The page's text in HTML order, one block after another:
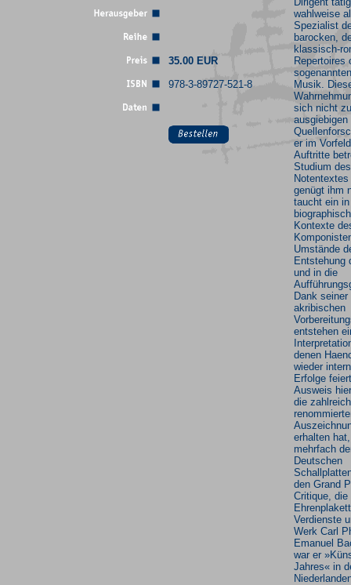
35.00 EUR
978-3-89727-521-8
wahlweise
Spezialist
barocken,
klassisch-
Repertoires
Musik.
sich nicht
ausgiebigen
er im
Auftritte
Studium des
genügt ihm
taucht ein
Kontexte
Umstände
Entstehung
und in die
Dank seiner
akribischen
entstehen
denen
wieder
Erfolge
Ausweis
die
erhalten
mehrfach
Deutschen
den Grand
Critique, die
Verdienste
Werk Carl
Emanuel
war er
Jahres« in